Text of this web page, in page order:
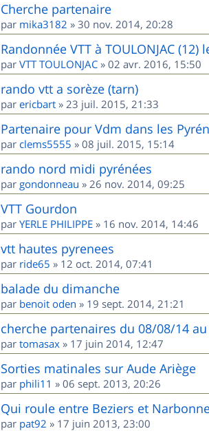
Cherche partenaire
par mika3182 » 30 nov. 2014, 20:28
Randonnée VTT à TOULONJAC (12)
par VTT TOULONJAC » 02 avr. 2016, 15:50
rando vtt a sorèze (tarn)
par ericbart » 23 juil. 2015, 21:33
Partenaire pour Vdm dans les
par clems5555 » 08 juil. 2015, 15:14
rando nord midi pyrénées
par gondonneau » 26 nov. 2014, 09:25
VTT Gourdon
par YERLE PHILIPPE » 16 nov. 2014, 14:46
vtt hautes pyrenees
par ride65 » 12 oct. 2014, 07:41
balade du dimanche
par benoit oden » 19 sept. 2014, 21:21
cherche partenaires du 08/08/14
par tomasax » 17 juin 2014, 12:47
Sorties matinales sur Aude Ariège
par phili11 » 06 sept. 2013, 20:26
Qui roule entre Beziers et
par pat92 » 17 juin 2013, 23:00